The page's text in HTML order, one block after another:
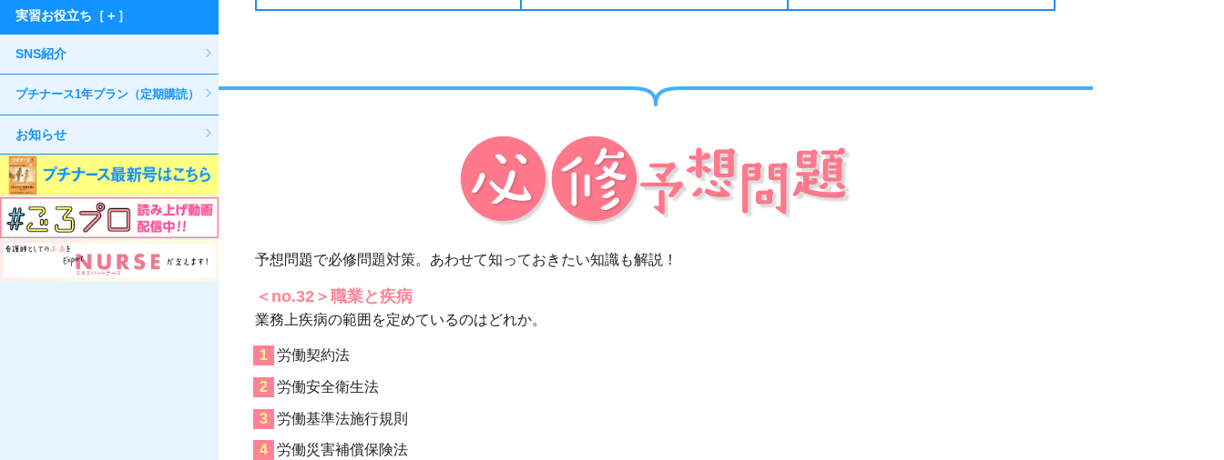
実習お役立ち［＋］
SNS紹介
プチナース1年プラン（定期購読）
お知らせ
予想問題で必修問題対策。あわせて知っておきたい知識も解説！
＜no.32＞職業と疾病
業務上疾病の範囲を定めているのはどれか。
労働契約法
労働安全衛生法
労働基準法施行規則
労働災害補償保険法